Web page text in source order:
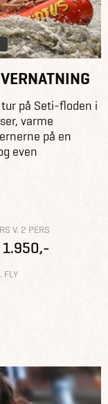
på Seti-floden i
varme
på en
even
V. 2 PERS
1.950,-
FLY